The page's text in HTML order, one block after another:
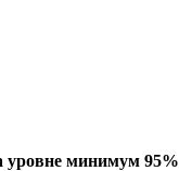
уровне минимум 95%